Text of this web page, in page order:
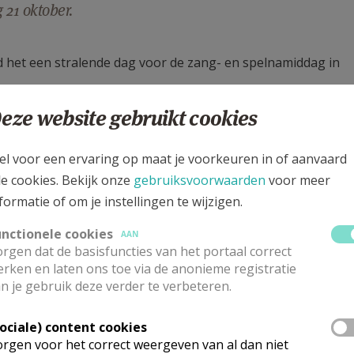
oktober.
een stralende dag voor de zang- en spelnamiddag in
Jos Bielen gaf het beste van zichzelf en slaagde er
Het lijkt er misschien een beetje vroeg voor, maar zo
voor het vormsel. Dat oefenen vergt toch wel wat
voorzien om even wat energie kwijt te spelen. Na
website gebruikt cookies
voor een ervaring op maat je voorkeuren in of aanvaard
cookies. Bekijk onze gebruiksvoorwaarden voor meer
of om je instellingen te wijzigen.
cookies
AAN
dat de basisfuncties van het portaal correct
en laten ons toe via de anonieme registratie
je gebruik deze verder te verbeteren.
content cookies
voor het correct weergeven van al dan niet